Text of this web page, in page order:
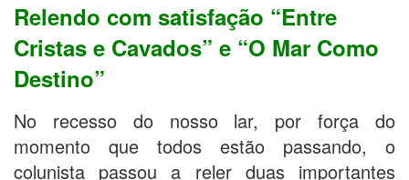
Relendo com satisfação “Entre
Cristas e Cavados” e “O Mar Como
Destino”
No recesso do nosso lar, por força do
momento que todos estão passando, o
colunista passou a reler duas importantes